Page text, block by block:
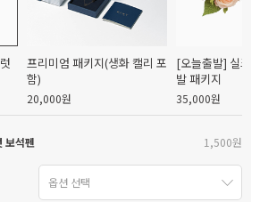
프리미엄 패키지(생화 캘리 포
함)
20,000원
[오늘출발] 실크
발 패키지
35,000원
보석펜 1,500원